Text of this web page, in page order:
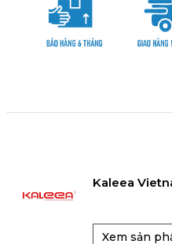
Kaleea
Xem sản